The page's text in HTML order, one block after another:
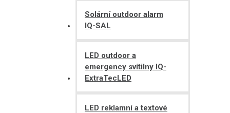
Solární outdoor alarm
IQ-SAL
LED outdoor a
emergency svítilny IQ-
ExtraTecLED
LED reklamní a textové